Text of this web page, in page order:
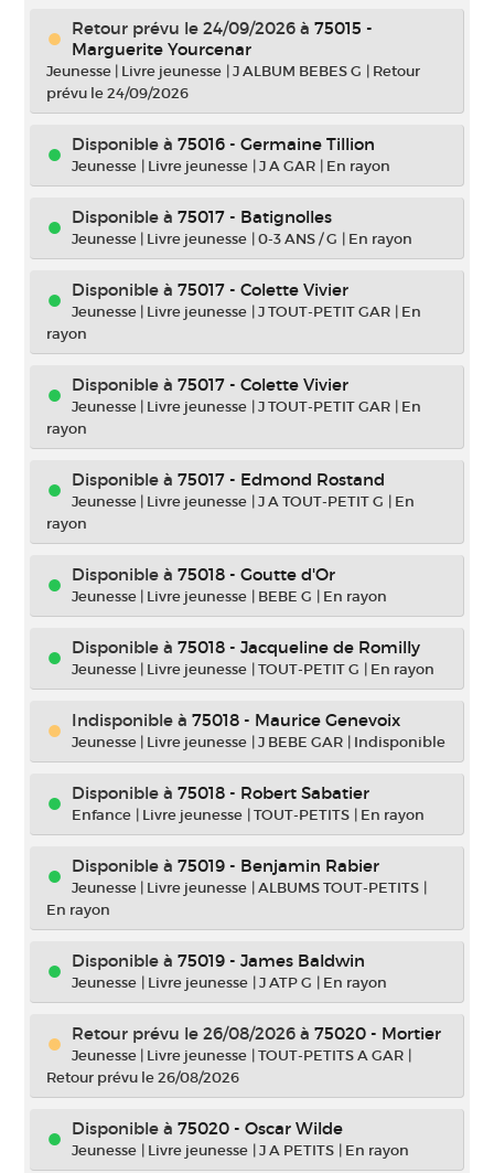
Retour prévu le 24/09/2026 à 75015 -
Marguerite Yourcenar
Jeunesse | Livre jeunesse |J ALBUM BEBES G | Retour
prévu le 24/09/2026
Disponible à 75016 - Germaine Tillion
Jeunesse | Livre jeunesse |J A GAR | En rayon
Disponible à 75017 - Batignolles
Jeunesse | Livre jeunesse |0-3 ANS / G | En rayon
Disponible à 75017 - Colette Vivier
Jeunesse | Livre jeunesse |J TOUT-PETIT GAR | En
rayon
Disponible à 75017 - Colette Vivier
Jeunesse | Livre jeunesse |J TOUT-PETIT GAR | En
rayon
Disponible à 75017 - Edmond Rostand
Jeunesse | Livre jeunesse |J A TOUT-PETIT G | En
rayon
Disponible à 75018 - Goutte d'Or
Jeunesse | Livre jeunesse | BEBE G | En rayon
Disponible à 75018 - Jacqueline de Romilly
Jeunesse | Livre jeunesse |TOUT-PETIT G | En rayon
Indisponible à 75018 - Maurice Genevoix
Jeunesse | Livre jeunesse |J BEBE GAR | Indisponible
Disponible à 75018 - Robert Sabatier
Enfance | Livre jeunesse |TOUT-PETITS | En rayon
Disponible à 75019 - Benjamin Rabier
Jeunesse | Livre jeunesse |ALBUMS TOUT-PETITS |
En rayon
Disponible à 75019 - James Baldwin
Jeunesse | Livre jeunesse |J ATP G | En rayon
Retour prévu le 26/08/2026 à 75020 - Mortier
Jeunesse | Livre jeunesse |TOUT-PETITS A GAR |
Retour prévu le 26/08/2026
Disponible à 75020 - Oscar Wilde
Jeunesse | Livre jeunesse |J A PETITS | En rayon